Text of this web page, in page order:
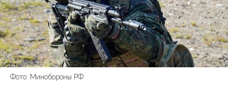
Фото: Минобороны РФ